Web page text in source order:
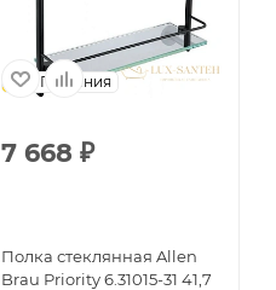
Германия
7 668 ₽
Полка стеклянная Allen
Brau Priority 6.31015-31 41,7